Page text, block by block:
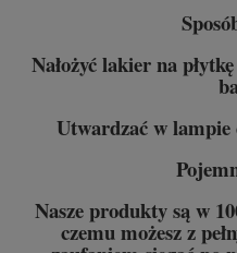
Nałożyć lakier na
Utwardzać w lampie
Nasze produkty są w
czemu możesz z